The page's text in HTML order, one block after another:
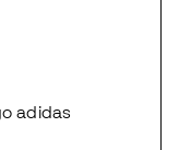
adidas